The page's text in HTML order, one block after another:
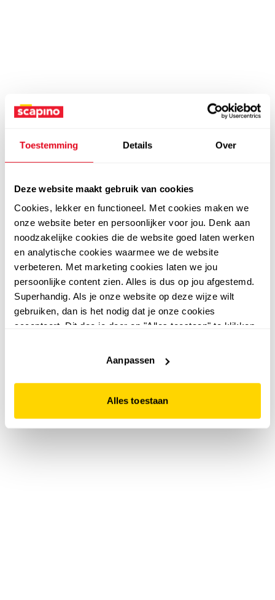
Toestemming Details Over
Deze website maakt gebruik van cookies
Cookies, lekker en functioneel. Met cookies maken we
onze website beter en persoonlijker voor jou. Denk aan
noodzakelijke cookies die de website goed laten werken
en analytische cookies waarmee we de website
verbeteren. Met marketing cookies laten we jou
persoonlijke content zien. Alles is dus op jou afgestemd.
Superhandig. Als je onze website op deze wijze wilt
gebruiken, dan is het nodig dat je onze cookies
accepteert. Dit doe je door op "Alles toestaan" te klikken.
website niet optimaal functioneert.
Aanpassen
Alles toestaan